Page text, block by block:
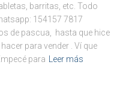
barritas, etc. Todo
154157 7817
de pascua, hasta que hice
para vender . Ví que
para
Leer más